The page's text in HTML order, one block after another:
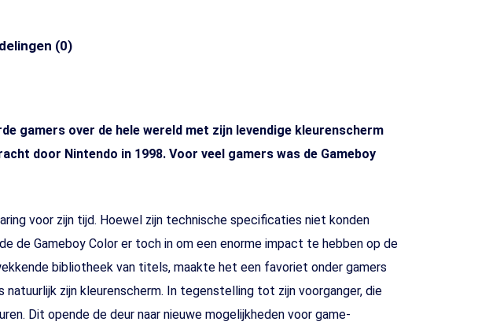
(0)
gamers over de hele wereld met zijn levendige kleurenscherm
door Nintendo in 1998. Voor veel gamers was de Gameboy
voor zijn tijd. Hoewel zijn technische specificaties niet konden
de Gameboy Color er toch in om een enorme impact te hebben op de
bibliotheek van titels, maakte het een favoriet onder gamers
zijn kleurenscherm. In tegenstelling tot zijn voorganger, die
Dit opende de deur naar nieuwe mogelijkheden voor game-